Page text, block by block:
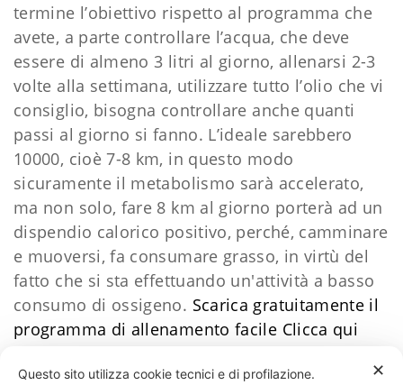
termine l’obiettivo rispetto al programma che
avete, a parte controllare l’acqua, che deve
essere di almeno 3 litri al giorno, allenarsi 2-3
volte alla settimana, utilizzare tutto l’olio che vi
consiglio, bisogna controllare anche quanti
passi al giorno si fanno. L’ideale sarebbero
10000, cioè 7-8 km, in questo modo
sicuramente il metabolismo sarà accelerato,
ma non solo, fare 8 km al giorno porterà ad un
dispendio calorico positivo, perché, camminare
e muoversi, fa consumare grasso, in virtù del
fatto che si sta effettuando un'attività a basso
consumo di ossigeno. Scarica gratuitamente il
programma di allenamento facile ​Clicca qui
✕
Questo sito utilizza cookie tecnici e di profilazione.